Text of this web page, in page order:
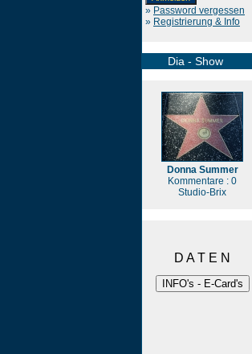
» Password vergessen
» Registrierung & Info
Dia - Show
Donna Summer
Kommentare : 0
Studio-Brix
D A T E N